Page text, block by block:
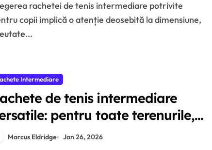
copii implică o atenție deosebită la dimensiune,
Intermediare
de tenis intermediare
pentru toate terenurile,
adaptabilitate, caracteristici
Marcus Eldridge Jan 26, 2026